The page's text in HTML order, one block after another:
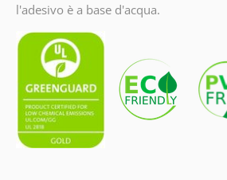
l'adesivo è a base d'acqua.